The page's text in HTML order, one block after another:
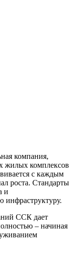
компания,
жилых комплексов
с каждым
роста. Стандарты
и
инфраструктуру.
ССК дает
– начиная